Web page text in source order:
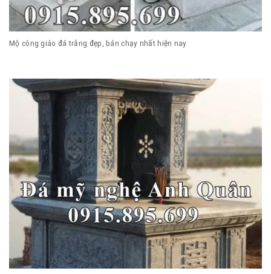
Mộ công giáo đá trắng đẹp, bán chạy nhất hiện nay